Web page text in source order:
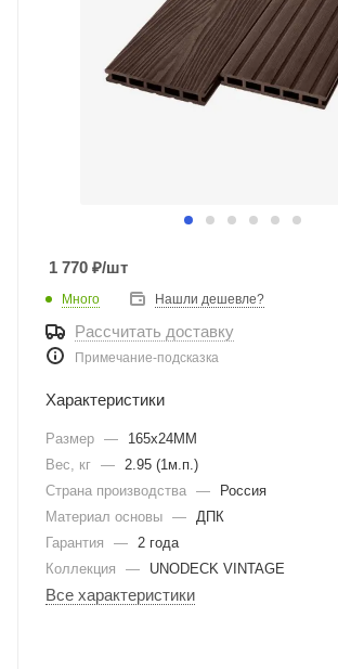
1 770 ₽/шт
Много Нашли дешевле?
Рассчитать доставку
Примечание-подсказка
Характеристики
Размер —
165х24ММ
Вес, кг — 2.95 (1м.п.)
Страна производства —
Россия
Материал основы — ДПК
Гарантия
— 2 года
Коллекция
— UNODECK VINTAGE
Все характеристики